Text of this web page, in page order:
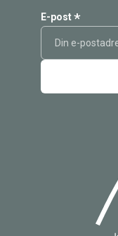
E-post*